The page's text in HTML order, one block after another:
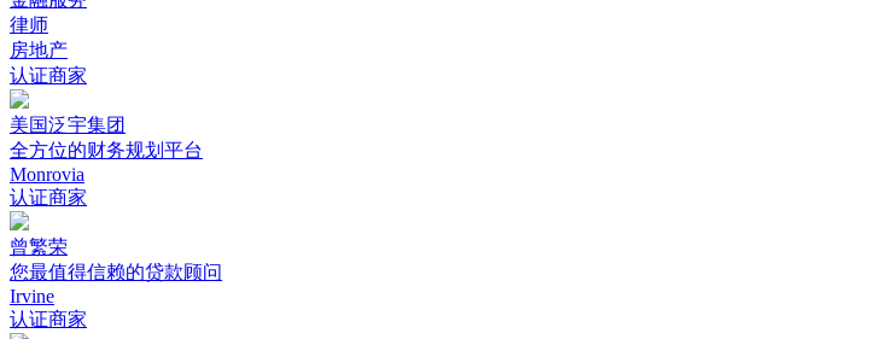
律师
房地产
认证商家
美国泛宇集团
全方位的财务规划平台
Monrovia
认证商家
曾繁荣
您最值得信赖的贷款顾问
Irvine
认证商家